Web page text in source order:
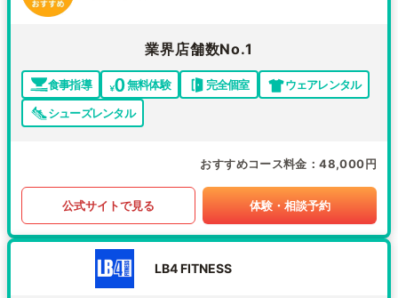
業界店舗数No.1
食事指導 無料体験 完全個室
ウェアレンタル
シューズレンタル
おすすめコース料金 48,000円
公式サイトで見る 体験・相談予約
LB4 FITNESS